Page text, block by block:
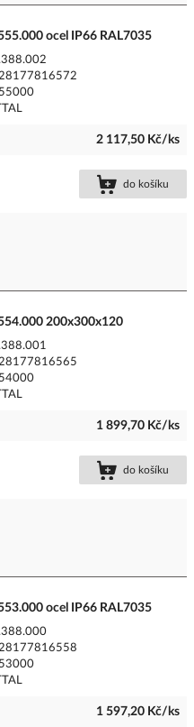
ocel IP66 RAL7035
2 117,50 Kč/ks
do košíku
200x300x120
1 899,70 Kč/ks
do košíku
ocel IP66 RAL7035
1 597,20 Kč/ks